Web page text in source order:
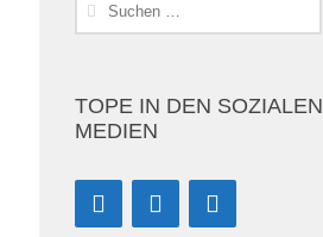
nach:
TOPE IN DEN SOZIALEN
MEDIEN